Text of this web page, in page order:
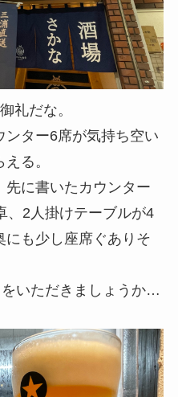
礼だな。
ター6席が気持ち空い
る。
先に書いたカウンター
、2人掛けテーブルが4
も少し座席ぐありそ
いただきましょうか…